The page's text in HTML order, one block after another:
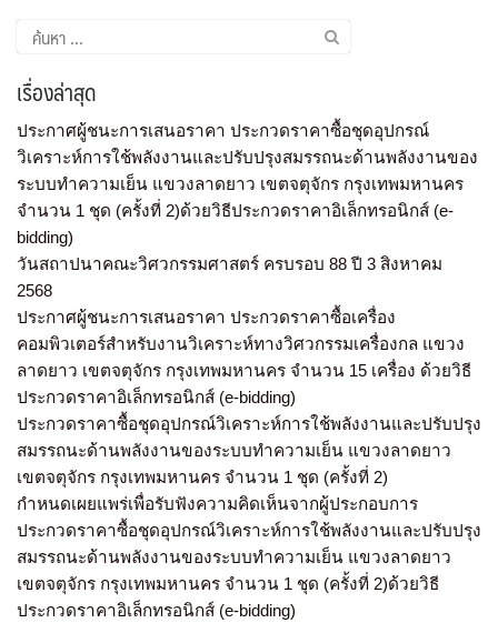
เรื่องล่าสุด
ประกาศผู้ชนะการเสนอราคา ประกวดราคาซื้อชุดอุปกรณ์
วิเคราะห์การใช้พลังงานและปรับปรุงสมรรถนะด้านพลังงานของ
ระบบทำความเย็น แขวงลาดยาว เขตจตุจักร กรุงเทพมหานคร
จำนวน 1 ชุด (ครั้งที่ 2)ด้วยวิธีประกวดราคาอิเล็กทรอนิกส์ (e-
bidding)
วันสถาปนาคณะวิศวกรรมศาสตร์ ครบรอบ 88 ปี 3 สิงหาคม
2568
ประกาศผู้ชนะการเสนอราคา ประกวดราคาซื้อเครื่อง
คอมพิวเตอร์สำหรับงานวิเคราะห์ทางวิศวกรรมเครื่องกล แขวง
ลาดยาว เขตจตุจักร กรุงเทพมหานคร จำนวน 15 เครื่อง ด้วยวิธี
ประกวดราคาอิเล็กทรอนิกส์ (e-bidding)
ประกวดราคาซื้อชุดอุปกรณ์วิเคราะห์การใช้พลังงานและปรับปรุง
สมรรถนะด้านพลังงานของระบบทำความเย็น แขวงลาดยาว
เขตจตุจักร กรุงเทพมหานคร จำนวน 1 ชุด (ครั้งที่ 2)
กำหนดเผยแพร่เพื่อรับฟังความคิดเห็นจากผู้ประกอบการ
ประกวดราคาซื้อชุดอุปกรณ์วิเคราะห์การใช้พลังงานและปรับปรุง
สมรรถนะด้านพลังงานของระบบทำความเย็น แขวงลาดยาว
เขตจตุจักร กรุงเทพมหานคร จำนวน 1 ชุด (ครั้งที่ 2)ด้วยวิธี
ประกวดราคาอิเล็กทรอนิกส์ (e-bidding)